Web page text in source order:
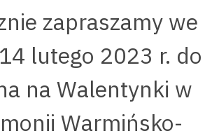
zapraszamy we
lutego 2023 r. do
na Walentynki w
Warmińsko-